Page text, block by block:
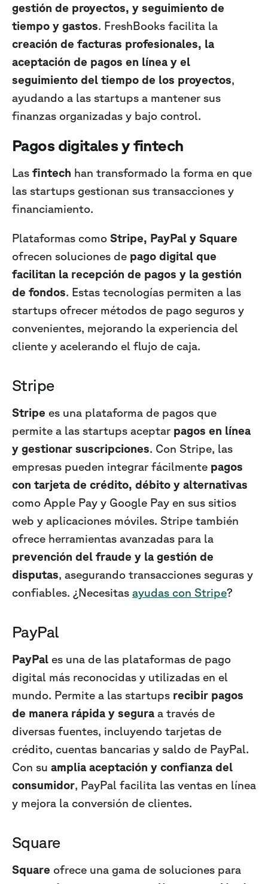
gestión de proyectos, y seguimiento de
tiempo y gastos. FreshBooks facilita la
creación de facturas profesionales, la
aceptación de pagos en línea y el
seguimiento del tiempo de los proyectos,
ayudando a las startups a mantener sus
finanzas organizadas y bajo control.
Pagos digitales y fintech
Las fintech han transformado la forma en que
las startups gestionan sus transacciones y
financiamiento.
Plataformas como Stripe, PayPal y Square
ofrecen soluciones de pago digital que
facilitan la recepción de pagos y la gestión
de fondos. Estas tecnologías permiten a las
startups ofrecer métodos de pago seguros y
convenientes, mejorando la experiencia del
cliente y acelerando el flujo de caja.
Stripe
Stripe es una plataforma de pagos que
permite a las startups aceptar pagos en línea
y gestionar suscripciones. Con Stripe, las
empresas pueden integrar fácilmente pagos
con tarjeta de crédito, débito y alternativas
como Apple Pay y Google Pay en sus sitios
web y aplicaciones móviles. Stripe también
ofrece herramientas avanzadas para la
prevención del fraude y la gestión de
disputas, asegurando transacciones seguras y
confiables. ¿Necesitas ayudas con Stripe?
PayPal
PayPal es una de las plataformas de pago
digital más reconocidas y utilizadas en el
mundo. Permite a las startups recibir pagos
de manera rápida y segura a través de
diversas fuentes, incluyendo tarjetas de
crédito, cuentas bancarias y saldo de PayPal.
Con su amplia aceptación y confianza del
consumidor, PayPal facilita las ventas en línea
y mejora la conversión de clientes.
Square
Square ofrece una gama de soluciones para